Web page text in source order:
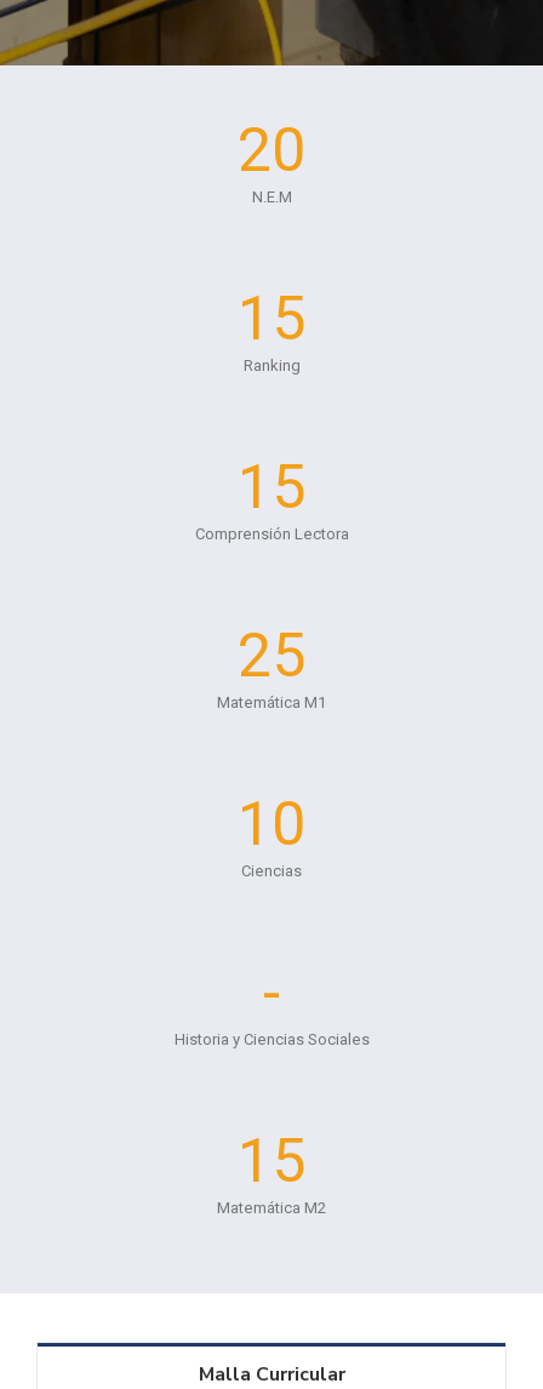
20
N.E.M
15
Ranking
15
Comprensión Lectora
25
Matemática M1
10
Ciencias
-
Historia y Ciencias Sociales
15
Matemática M2
Malla Curricular